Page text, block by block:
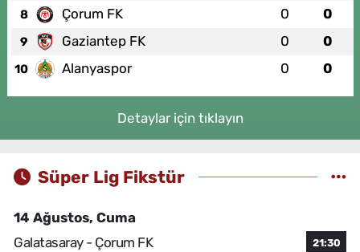
8 Çorum FK 0 0
9 Gaziantep FK 0 0
10 Alanyaspor 0 0
Detaylar için tıklayın
Süper Lig Fikstür
14 Ağustos, Cuma
Galatasaray - Çorum FK
21:30